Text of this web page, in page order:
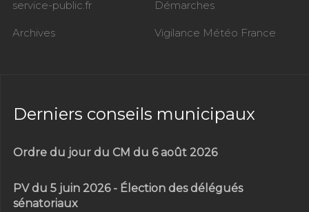
service-public.fr Démarches
Archives Vigilance Météo France
Derniers conseils municipaux
Ordre du jour du CM du 6 août 2026
PV du 5 juin 2026 - Élection des délégués
sénatoriaux